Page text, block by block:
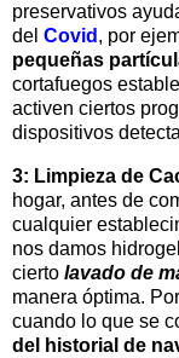
preservativos
del Covid , por
pequeñas
cortafuegos
activen ciertos
dispositivos
3: Limpieza de
hogar, antes de
cualquier
nos damos
cierto lavado de
manera óptima.
cuando lo que se
del historial de